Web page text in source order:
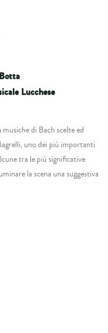
Lucchese
di Bach scelte ed
uno dei più importanti
tra le più significative
la scena una suggestiva